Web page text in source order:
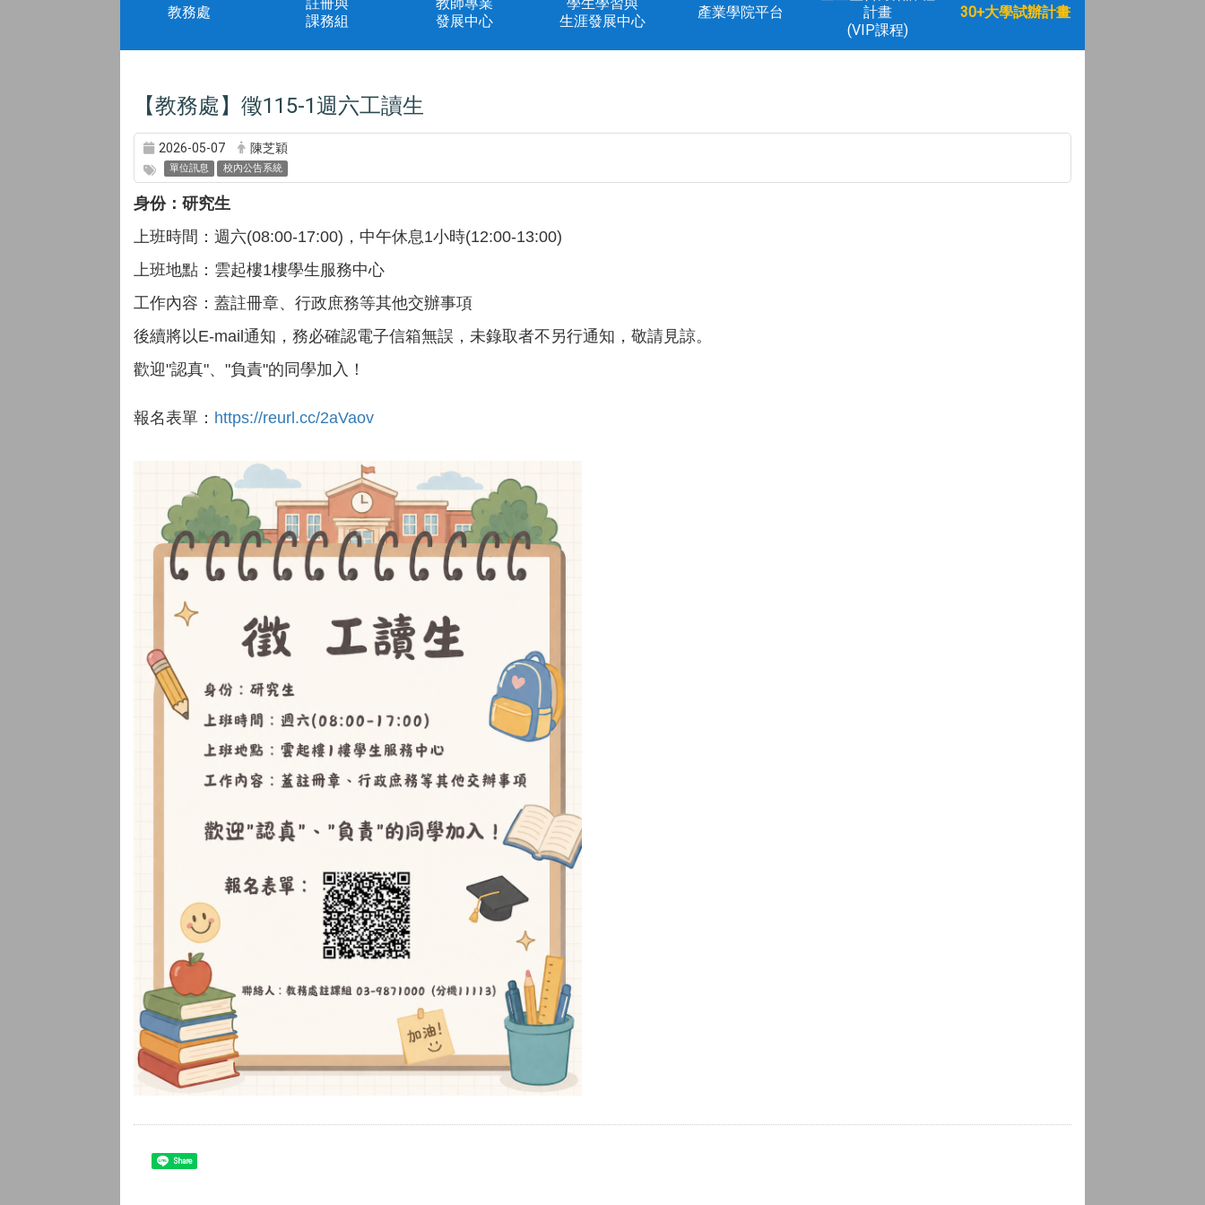
教務處
課務組
發展中心
生涯發展中心
產業學院平台
計畫
(VIP課程)
30+大學試辦計畫
【教務處】徵115-1週六工讀生
2026-05-07 陳芝穎
單位訊息 校內公告系統
身份：研究生
上班時間：週六(08:00-17:00)，中午休息1小時(12:00-13:00)
上班地點：雲起樓1樓學生服務中心
工作內容：蓋註冊章、行政庶務等其他交辦事項
後續將以E-mail通知，務必確認電子信箱無誤，未錄取者不另行通知，敬請見諒。
歡迎"認真"、"負責"的同學加入！
報名表單： https://reurl.cc/2aVaov
Share